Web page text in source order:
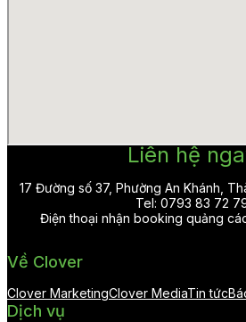
Liên hệ
17 Đường số 37, Phường An Khánh,
Tel: 0793 83 72
Điện thoại nhận booking quảng
Về Clover
Clover MarketingClover MediaTin tức
Dịch vụ